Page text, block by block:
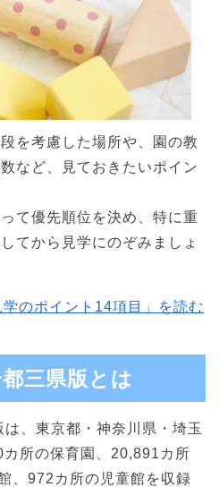
を考慮した場所や、園の教
など、見ておきたいポイン
て優先順位を決め、特に重
てから見学にのぞみましょ
学のポイント14項目」を読む
三県版とは
、東京都・神奈川県・埼玉
所の保育園、20,891カ所
、972カ所の児童館を収録